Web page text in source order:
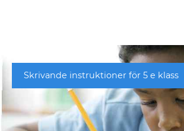
Skrivande instruktioner för 5 e klass